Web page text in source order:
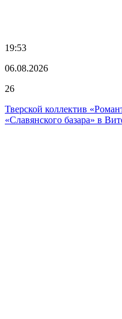
19:53
06.08.2026
26
Тверской коллектив
«Славянского базара» в